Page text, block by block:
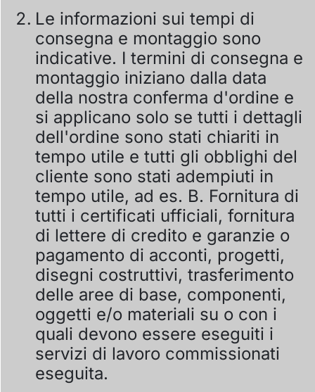
Le informazioni sui tempi di
consegna e montaggio sono
indicative. I termini di consegna e
montaggio iniziano dalla data
della nostra conferma d'ordine e
si applicano solo se tutti i dettagli
dell'ordine sono stati chiariti in
tempo utile e tutti gli obblighi del
cliente sono stati adempiuti in
tempo utile, ad es. B. Fornitura di
tutti i certificati ufficiali, fornitura
di lettere di credito e garanzie o
pagamento di acconti, progetti,
disegni costruttivi, trasferimento
delle aree di base, componenti,
oggetti e/o materiali su o con i
quali devono essere eseguiti i
servizi di lavoro commissionati
eseguita.